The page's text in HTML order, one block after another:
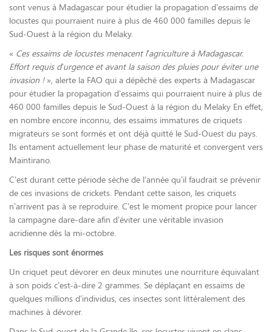
sont venus à Madagascar pour étudier la propagation d’essaims de
locustes qui pourraient nuire à plus de 460 000 familles depuis le
Sud-Ouest à la région du Melaky.
« Ces essaims de locustes menacent l’agriculture à Madagascar.
Effort requis d’urgence et avant la saison des pluies pour éviter une
invasion !», alerte la FAO qui a dépêché des experts à Madagascar
pour étudier la propagation d’essaims qui pourraient nuire à plus de
460 000 familles depuis le Sud-Ouest à la région du Melaky En effet,
en nombre encore inconnu, des essaims immatures de criquets
migrateurs se sont formés et ont déjà quitté le Sud-Ouest du pays.
Ils entament actuellement leur phase de maturité et convergent vers
Maintirano.
C’est durant cette période sèche de l’année qu’il faudrait se prévenir
de ces invasions de crickets. Pendant cette saison, les criquets
n’arrivent pas à se reproduire. C’est le moment propice pour lancer
la campagne dare-dare afin d’éviter une véritable invasion
acridienne dès la mi-octobre.
Les risques sont énormes
Un criquet peut dévorer en deux minutes une nourriture équivalant
à son poids c’est-à-dire 2 grammes. Se déplaçant en essaims de
quelques millions d’individus, ces insectes sont littéralement des
machines à dévorer.